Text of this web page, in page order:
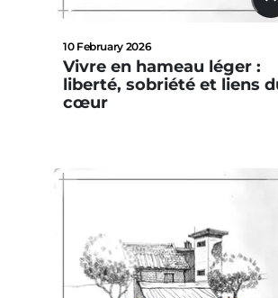
10 February 2026
Vivre en hameau léger :
liberté, sobriété et liens
cœur